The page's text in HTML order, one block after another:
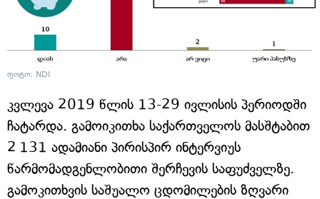
ფოტო: NDI
კვლევა 2019 წლის 13-29 ივლისის პერიოდში
ჩატარდა. გამოიკითხა საქართველოს მასშტაბით
2 131 ადამიანი პირისპირ ინტერვიუს
წარმომადგენლობითი შერჩევის საფუძველზე.
გამოკითხვის საშუალო ცდომილების ზღვარი